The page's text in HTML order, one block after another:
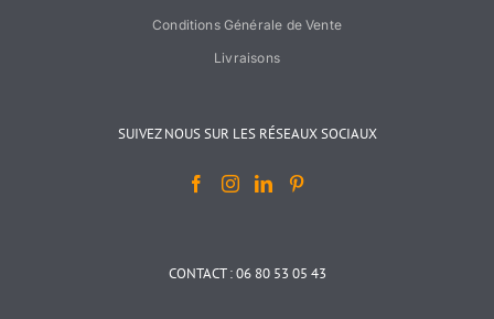
Conditions Générale de Vente
Livraisons
SUIVEZ NOUS SUR LES RÉSEAUX SOCIAUX
CONTACT : 06 80 53 05 43